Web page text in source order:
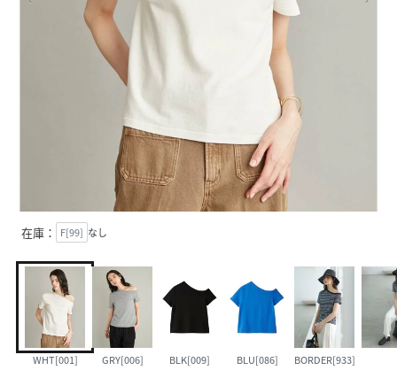
在庫： F[99] なし
WHT[001] GRY[006] BLK[009] BLU[086] BORDER[933]